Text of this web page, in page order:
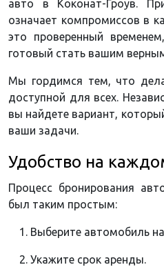
авто в Коконат-Гроув.
означает компромиссов в
это проверенный
готовый стать вашим
Мы гордимся тем, что
доступной для всех.
вы найдете вариант,
ваши задачи.
Удобство на
Процесс бронирования
был таким простым:
Выберите автомобиль
Укажите срок аренды.